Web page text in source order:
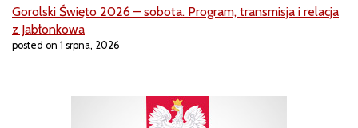
Gorolski Święto 2026 – sobota. Program, transmisja i relacja
z Jabłonkowa
posted on 1 srpna, 2026